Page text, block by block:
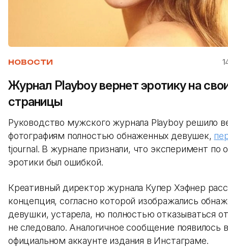
НОВОСТИ
Журнал Playboy вернет эротику на
страницы
Руководство мужского журнала Playboy решило
фотографиям полностью обнаженных девушек,
tjournal. В журнале признали, что эксперимент по
эротики был ошибкой.
Креативный директор журнала Купер Хэфнер
концепция, согласно которой изображались
девушки, устарела, но полностью отказываться
не следовало. Аналогичное сообщение появилось в
официальном аккаунте издания в Инстаграме.